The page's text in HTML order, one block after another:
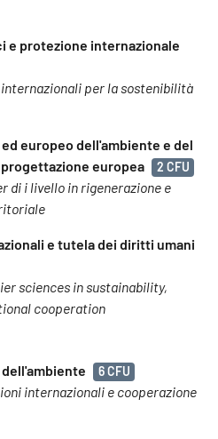
e protezione internazionale
per la sostenibilità
europeo dell'ambiente e del
europea
2 CFU
di i livello in rigenerazione e
e tutela dei diritti umani
sciences in sustainability,
cooperation
6 CFU
internazionali e cooperazione